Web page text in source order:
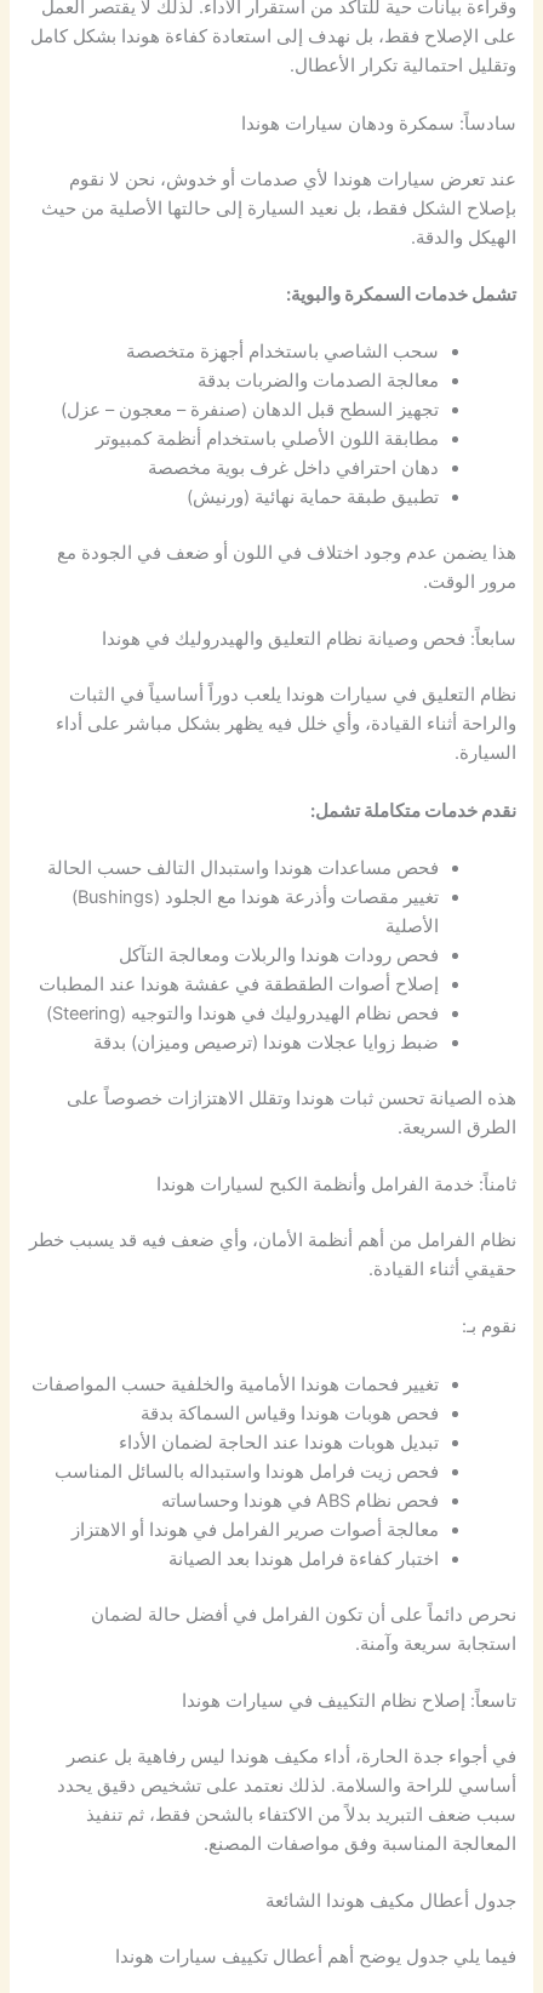
وقراءة بيانات حية للتأكد من استقرار الأداء. لذلك لا يقتصر العمل
على الإصلاح فقط، بل نهدف إلى استعادة كفاءة هوندا بشكل كامل
وتقليل احتمالية تكرار الأعطال.
سادساً: سمكرة ودهان سيارات هوندا
عند تعرض سيارات هوندا لأي صدمات أو خدوش، نحن لا نقوم
بإصلاح الشكل فقط، بل نعيد السيارة إلى حالتها الأصلية من حيث
الهيكل والدقة.
تشمل خدمات السمكرة والبوية:
سحب الشاصي باستخدام أجهزة متخصصة
معالجة الصدمات والضربات بدقة
تجهيز السطح قبل الدهان (صنفرة – معجون – عزل)
مطابقة اللون الأصلي باستخدام أنظمة كمبيوتر
دهان احترافي داخل غرف بوية مخصصة
تطبيق طبقة حماية نهائية (ورنيش)
هذا يضمن عدم وجود اختلاف في اللون أو ضعف في الجودة مع
مرور الوقت.
سابعاً: فحص وصيانة نظام التعليق والهيدروليك في هوندا
نظام التعليق في سيارات هوندا يلعب دوراً أساسياً في الثبات
والراحة أثناء القيادة، وأي خلل فيه يظهر بشكل مباشر على أداء
السيارة.
نقدم خدمات متكاملة تشمل:
فحص مساعدات هوندا واستبدال التالف حسب الحالة
تغيير مقصات وأذرعة هوندا مع الجلود (Bushings)
الأصلية
فحص رودات هوندا والربلات ومعالجة التآكل
إصلاح أصوات الطقطقة في عفشة هوندا عند المطبات
فحص نظام الهيدروليك في هوندا والتوجيه (Steering)
ضبط زوايا عجلات هوندا (ترصيص وميزان) بدقة
هذه الصيانة تحسن ثبات هوندا وتقلل الاهتزازات خصوصاً على
الطرق السريعة.
ثامناً: خدمة الفرامل وأنظمة الكبح لسيارات هوندا
نظام الفرامل من أهم أنظمة الأمان، وأي ضعف فيه قد يسبب خطر
حقيقي أثناء القيادة.
نقوم بـ:
تغيير فحمات هوندا الأمامية والخلفية حسب المواصفات
فحص هوبات هوندا وقياس السماكة بدقة
تبديل هوبات هوندا عند الحاجة لضمان الأداء
فحص زيت فرامل هوندا واستبداله بالسائل المناسب
فحص نظام ABS في هوندا وحساساته
معالجة أصوات صرير الفرامل في هوندا أو الاهتزاز
اختبار كفاءة فرامل هوندا بعد الصيانة
نحرص دائماً على أن تكون الفرامل في أفضل حالة لضمان
استجابة سريعة وآمنة.
تاسعاً: إصلاح نظام التكييف في سيارات هوندا
في أجواء جدة الحارة، أداء مكيف هوندا ليس رفاهية بل عنصر
أساسي للراحة والسلامة. لذلك نعتمد على تشخيص دقيق يحدد
سبب ضعف التبريد بدلاً من الاكتفاء بالشحن فقط، ثم تنفيذ
المعالجة المناسبة وفق مواصفات المصنع.
جدول أعطال مكيف هوندا الشائعة
فيما يلي جدول يوضح أهم أعطال تكييف سيارات هوندا